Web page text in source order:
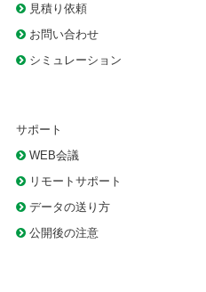
見積り依頼
お問い合わせ
シミュレーション
サポート
WEB会議
リモートサポート
データの送り方
公開後の注意